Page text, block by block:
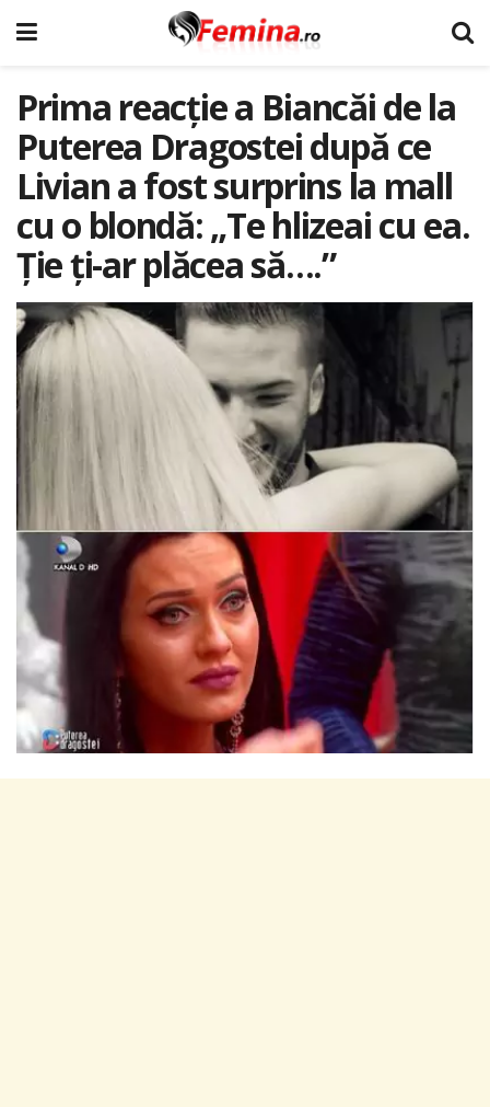
Prima reacție a Biancăi de la
Puterea Dragostei după ce
Livian a fost surprins la mall
cu o blondă: „Te hlizeai cu ea.
Ție ți-ar plăcea să….”